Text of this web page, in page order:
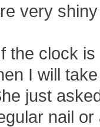
very
the clock
I will
just
nail